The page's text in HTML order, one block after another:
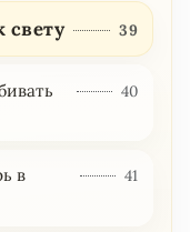
свету 39
40
в
41